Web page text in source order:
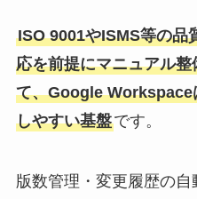
ISO 9001やISMS等の品
応を前提にマニュアル
て、Google Workspace
しやすい基盤です。
版数管理・変更履歴の